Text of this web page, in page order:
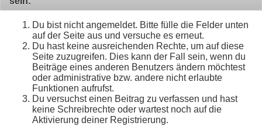
Du bist nicht angemeldet. Bitte fülle die Felder unten
auf der Seite aus und versuche es erneut.
Du hast keine ausreichenden Rechte, um auf diese
Seite zuzugreifen. Dies kann der Fall sein, wenn du
Beiträge eines anderen Benutzers ändern möchtest
oder administrative bzw. andere nicht erlaubte
Funktionen aufrufst.
Du versuchst einen Beitrag zu verfassen und hast
keine Schreibrechte oder wartest noch auf die
Aktivierung deiner Registrierung.